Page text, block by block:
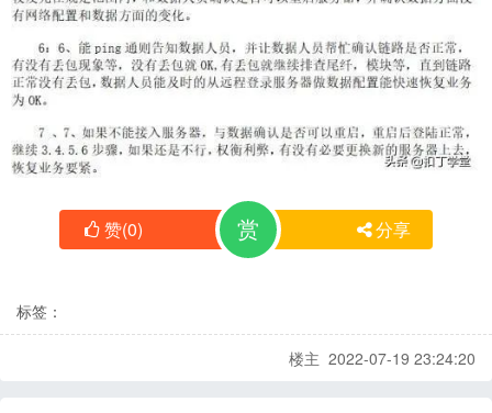
赞(0) 赏 分享
标签：
楼主 2022-07-19 23:24:20